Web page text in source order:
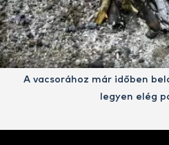
A vacsorához már időben
legyen elég